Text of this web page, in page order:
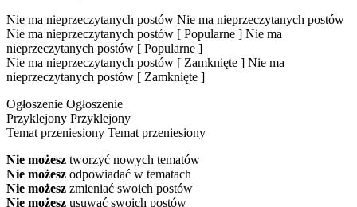
Nie ma nieprzeczytanych postów Nie ma nieprzeczytanych postów
Nie ma nieprzeczytanych postów [ Popularne ] Nie ma
nieprzeczytanych postów [ Popularne ]
Nie ma nieprzeczytanych postów [ Zamknięte ] Nie ma
nieprzeczytanych postów [ Zamknięte ]
Ogłoszenie Ogłoszenie
Przyklejony Przyklejony
Temat przeniesiony Temat przeniesiony
Nie możesz tworzyć nowych tematów
Nie możesz odpowiadać w tematach
Nie możesz zmieniać swoich postów
Nie możesz usuwać swoich postów